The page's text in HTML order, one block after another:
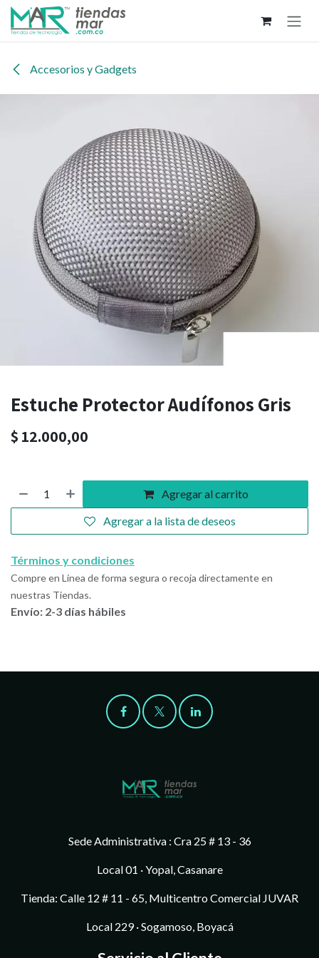
Ir al contenido
Accesorios y Gadgets
Estuche Protector Audífonos Gris
$ 12.000,00
Agregar al carrito
Agregar a la lista de deseos
Términos y condiciones
Compre en Línea de forma segura o recoja directamente en
nuestras Tiendas.
Envío: 2-3 días hábiles
Sede Administrativa : Cra 25 # 13 - 36
Local 01 · Yopal, Casanare
Tienda: Calle 12 # 11 - 65, Multicentro Comercial JUVAR
Local 229 · Sogamoso, Boyacá